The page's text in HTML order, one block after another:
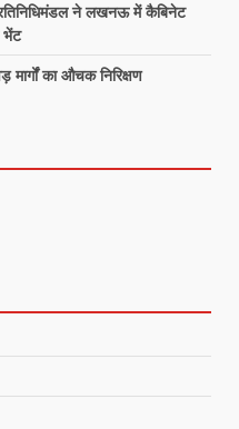
ने लखनऊ में कैबिनेट
भेंट
मार्गों का औचक निरिक्षण